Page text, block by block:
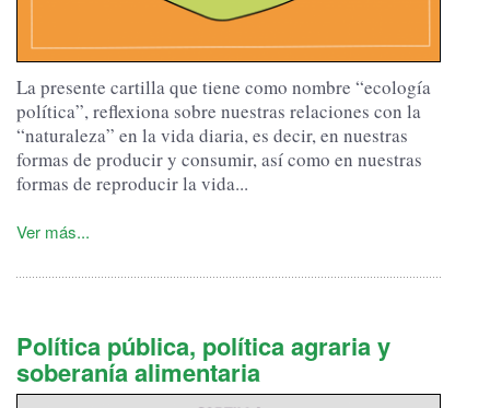
La presente cartilla que tiene como nombre “ecología
política”, reflexiona sobre nuestras relaciones con la
“naturaleza” en la vida diaria, es decir, en nuestras
formas de producir y consumir, así como en nuestras
formas de reproducir la vida...
Ver más...
Política pública, política agraria y
soberanía alimentaria